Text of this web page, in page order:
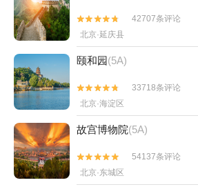


42707条评论
北京·延庆县
颐和园(5A)


33718条评论
北京·海淀区
故宫博物院(5A)


54137条评论
北京·东城区